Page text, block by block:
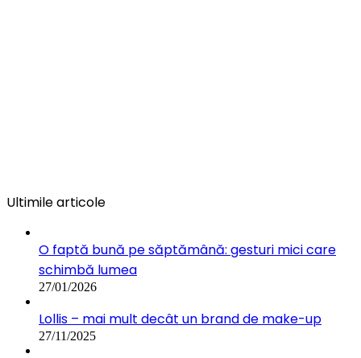
Ultimile articole
O faptă bună pe săptămână: gesturi mici care
schimbă lumea
27/01/2026
Lollis – mai mult decât un brand de make-up
27/11/2025